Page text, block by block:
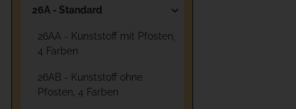
26A - Standard
26AA - Kunststoff mit Pfosten,
4 Farben
26AB - Kunststoff ohne
Pfosten, 4 Farben